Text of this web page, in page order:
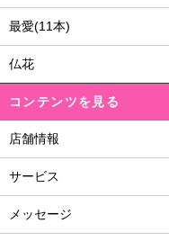
最愛(11本)
仏花
コンテンツを見る
店舗情報
サービス
メッセージ